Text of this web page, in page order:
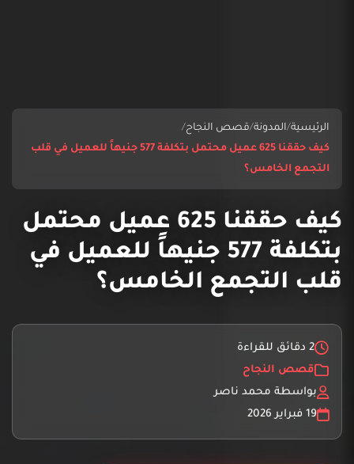
الرئيسية/المدونة/قصص النجاح/
كيف حققنا 625 عميل محتمل بتكلفة 577 جنيهاً للعميل في قلب
التجمع الخامس؟
كيف حققنا 625 عميل محتمل
بتكلفة 577 جنيهاً للعميل في
قلب التجمع الخامس؟
2 دقائق للقراءة
قصص النجاح
بواسطة محمد ناصر
19 فبراير 2026